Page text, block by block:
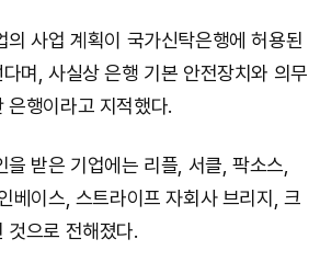
의 사업 계획이 국가신탁은행에 허용된
며, 사실상 은행 기본 안전장치와 의무
은행이라고 지적했다.
을 받은 기업에는 리플, 서클, 팍소스,
베이스, 스트라이프 자회사 브리지, 크
것으로 전해졌다.